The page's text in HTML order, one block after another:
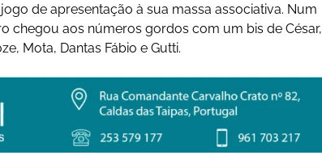
de apresentação à sua massa associativa. Num
chegou aos números gordos com um bis de César,
Mota, Dantas Fábio e Gutti.